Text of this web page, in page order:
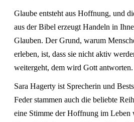
Glaube entsteht aus Hoffnung, und
aus der Bibel erzeugt Handeln in
Glauben. Der Grund, warum
erleben, ist, dass sie nicht aktiv
weitergeht, dem wird Gott antworten.
Sara Hagerty ist Sprecherin und
Feder stammen auch die beliebte
eine Stimme der Hoffnung im Leben